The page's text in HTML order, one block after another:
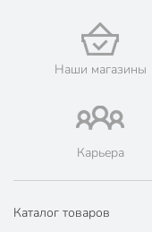
Наши магазины
Карьера
Каталог товаров